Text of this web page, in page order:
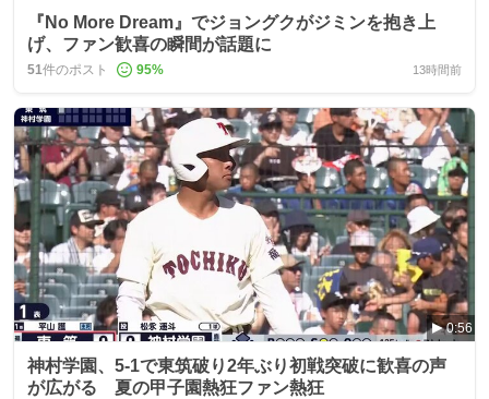
『No More Dream』でジョングクがジミンを抱き上
げ、ファン歓喜の瞬間が話題に
51件のポスト 95% 13時間前
0:56
神村学園、5-1で東筑破り2年ぶり初戦突破に歓喜の声
が広がる 夏の甲子園熱狂ファン熱狂